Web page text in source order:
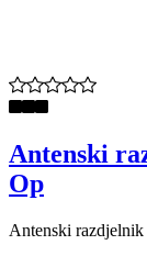
Antenski
Op
Antenski